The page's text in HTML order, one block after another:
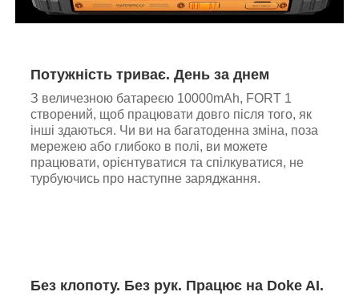
Потужність триває. День за днем
З величезною батареєю 10000mAh, FORT 1
створений, щоб працювати довго після того, як
інші здаються. Чи ви на багатоденна зміна, поза
мережею або глибоко в полі, ви можете
працювати, орієнтуватися та спілкуватися, не
турбуючись про наступне заряджання.
Без клопоту. Без рук. Працює на Doke AI.